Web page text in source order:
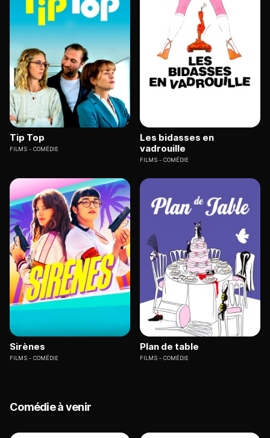
Tip Top
FILMS COMÉDIE
Les bidasses en
vadrouille
FILMS COMÉDIE
Sirènes
FILMS COMÉDIE
Plan de table
FILMS COMÉDIE
Comédie à venir